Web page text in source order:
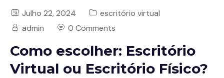
Julho 22, 2024
escritório virtual
admin
0 Comments
Como escolher: Escritório
Virtual ou Escritório Físico?